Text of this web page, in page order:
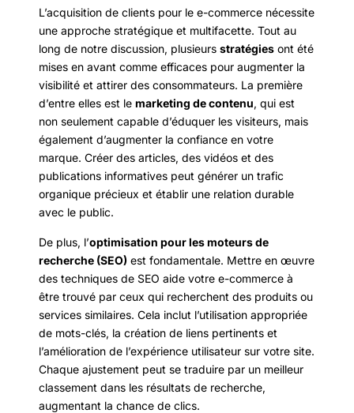
L’acquisition de clients pour le e-commerce nécessite
une approche stratégique et multifacette. Tout au
long de notre discussion, plusieurs stratégies ont été
mises en avant comme efficaces pour augmenter la
visibilité et attirer des consommateurs. La première
d’entre elles est le marketing de contenu, qui est
non seulement capable d’éduquer les visiteurs, mais
également d’augmenter la confiance en votre
marque. Créer des articles, des vidéos et des
publications informatives peut générer un trafic
organique précieux et établir une relation durable
avec le public.
De plus, l’optimisation pour les moteurs de
recherche (SEO) est fondamentale. Mettre en œuvre
des techniques de SEO aide votre e-commerce à
être trouvé par ceux qui recherchent des produits ou
services similaires. Cela inclut l’utilisation appropriée
de mots-clés, la création de liens pertinents et
l’amélioration de l’expérience utilisateur sur votre site.
Chaque ajustement peut se traduire par un meilleur
classement dans les résultats de recherche,
augmentant la chance de clics.